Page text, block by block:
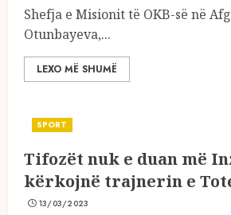
Shefja e Misionit të OKB-së në
Otunbayeva,...
LEXO MË SHUMË
SPORT
Tifozët nuk e duan më
kërkojnë trajnerin e
13/03/2023